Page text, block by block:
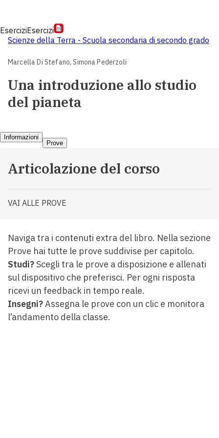
EserciziEsercizi
Scienze della Terra - Scuola secondaria di secondo grado
Marcella Di Stefano,Simona Pederzoli
Una introduzione allo studio
del pianeta
Informazioni
Prove
Articolazione del corso
VAI ALLE PROVE
Naviga tra i contenuti extra del libro. Nella sezione
Prove hai tutte le prove suddivise per capitolo.
Studi?Scegli tra le prove a disposizione e allenati
sul dispositivo che preferisci. Per ogni risposta
ricevi un feedback in tempo reale.
Insegni? Assegna le prove con un clic e monitora
l’andamento della classe.